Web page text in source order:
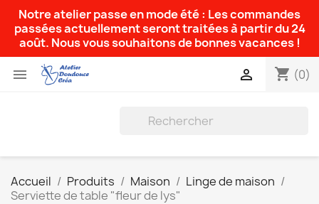
Notre atelier passe en mode été : Les commandes
passées actuellement seront traitées à partir du 24
août. Nous vous souhaitons de bonnes vacances !
 shopping_cart (0)

Accueil Produits Maison
Linge de maison
Serviette de table "fleur de lys"